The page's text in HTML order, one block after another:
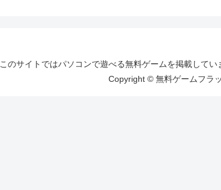
このサイトではパソコンで遊べる無料ゲームを掲載してい
Copyright © 無料ゲームフラ